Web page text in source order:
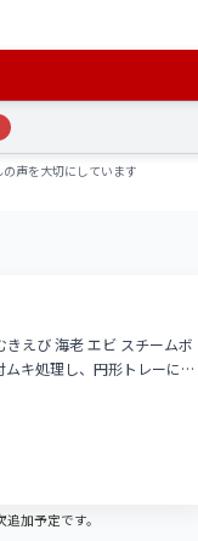
声を大切にしています
えび 海老 エビ スチームボ
キ処理し、円形トレーに美
加予定です。